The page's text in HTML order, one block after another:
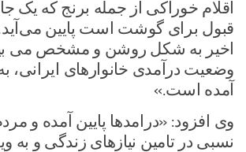
اقلام خوراکی از جمله برنج که یک
قبول برای گوشت است پایین
اخیر به شکل روشن و مشخص می
وضعیت درآمدی خانوار‌های ایرانی،
آمده است.»
وی افزود: «درامد‌ها پایین آمده و
نسبی در تامین نیاز‌های زندگی و به